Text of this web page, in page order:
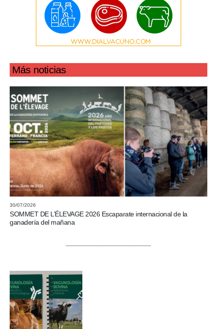
Más noticias
30/07/2026
SOMMET DE L’ÉLEVAGE 2026 Escaparate internacional de la
ganadería del mañana